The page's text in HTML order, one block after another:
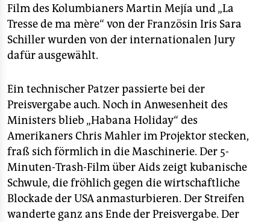
Film des Kolumbianers Martin Mejía und „La
Tresse de ma mère“ von der Französin Iris Sara
Schiller wurden von der internationalen Jury
dafür ausgewählt.
Ein technischer Patzer passierte bei der
Preisvergabe auch. Noch in Anwesenheit des
Ministers blieb „Habana Holiday“ des
Amerikaners Chris Mahler im Projektor stecken,
fraß sich förmlich in die Maschinerie. Der 5-
Minuten-Trash-Film über Aids zeigt kubanische
Schwule, die fröhlich gegen die wirtschaftliche
Blockade der USA anmasturbieren. Der Streifen
wanderte ganz ans Ende der Preisvergabe. Der